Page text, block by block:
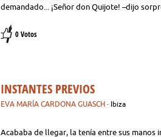
demandado... ¡Señor don Quijote! –dijo
0 Votos
INSTANTES PREVIOS
EVA MARÍA CARDONA GUASCH · Ibiza
Acababa de llegar, la tenía entre sus